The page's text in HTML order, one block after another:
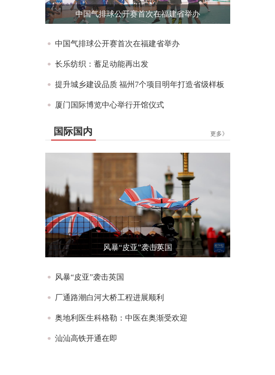
中国气排球公开赛首次在福建省举办
中国气排球公开赛首次在福建省举办
长乐纺织：蓄足动能再出发
提升城乡建设品质 福州7个项目明年打造省级样板
厦门国际博览中心举行开馆仪式
更多》
国际国内
风暴“皮亚”袭击英国
风暴“皮亚”袭击英国
厂通路潮白河大桥工程进展顺利
奥地利医生科格勒：中医在奥渐受欢迎
汕汕高铁开通在即